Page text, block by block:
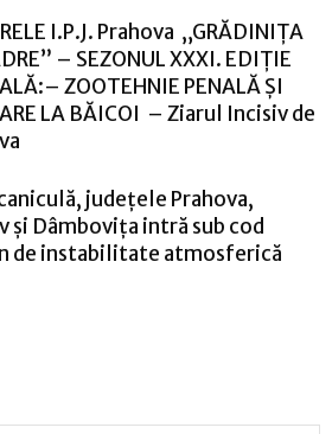
I.P.J. Prahova „GRĂDINIȚA
– SEZONUL XXXI. EDIȚIE
ZOOTEHNIE PENALĂ ȘI
LA BĂICOI – Ziarul Incisiv de
județele Prahova,
și Dâmbovița intră sub cod
de instabilitate atmosferică